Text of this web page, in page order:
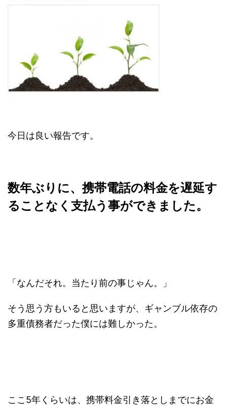
今日は良い報告です。
数年ぶりに、携帯電話の料金を遅延す
ることなく支払う事ができました。
「なんだそれ。当たり前の事じゃん。」
そう思う方もいると思いますが、ギャンブル依存の
多重債務者だった僕には難しかった。
ここ5年くらいは、携帯料金引き落としまでにお金